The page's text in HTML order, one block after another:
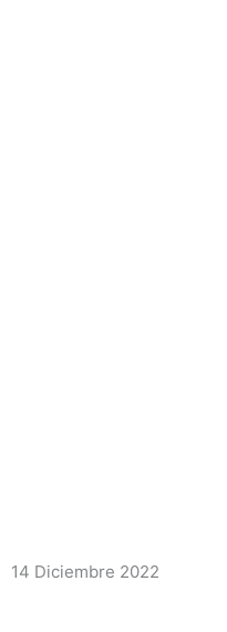
14 Diciembre 2022